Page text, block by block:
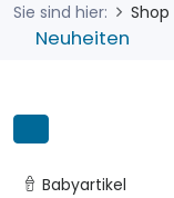
Sie sind hier: Shop
Neuheiten
Babyartikel